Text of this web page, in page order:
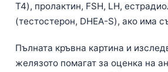
T4), пролактин, FSH, LH,
(тестостерон, DHEA-S), ако има
Пълната кръвна картина и
желязото помагат за оценка на
ភាសាខ្មែរ
Kiswahili
አማርኛ
Українська